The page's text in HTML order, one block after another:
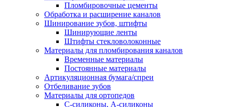
Пломбировочные цементы
Обработка и расширение каналов
Шинирование зубов, штифты
Шинирующие ленты
Штифты стекловолоконные
Материалы для пломбирования каналов
Временные материалы
Постоянные материалы
Артикуляционная бумага/спреи
Отбеливание зубов
Материалы для ортопедов
C-силиконы, А-силиконы